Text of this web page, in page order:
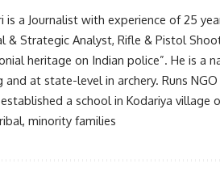
is a Journalist with experience of 25
& Strategic Analyst, Rifle & Pistol
heritage on Indian police”. He is
at state-level in archery. Runs
a school in Kodariya
minority families